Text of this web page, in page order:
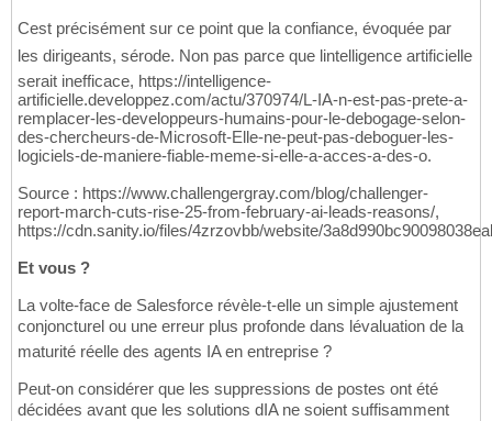
Cest précisément sur ce point que la confiance, évoquée par
les dirigeants, sérode. Non pas parce que lintelligence artificielle
serait inefficace, https://intelligence-
artificielle.developpez.com/actu/370974/L-IA-n-est-pas-prete-a-
remplacer-les-developpeurs-humains-pour-le-debogage-selon-
des-chercheurs-de-Microsoft-Elle-ne-peut-pas-deboguer-les-
logiciels-de-maniere-fiable-meme-si-elle-a-acces-a-des-o.
Source : https://www.challengergray.com/blog/challenger-
report-march-cuts-rise-25-from-february-ai-leads-reasons/,
https://cdn.sanity.io/files/4zrzovbb/website/
Et vous ?
La volte-face de Salesforce révèle-t-elle un simple ajustement
conjoncturel ou une erreur plus profonde dans lévaluation de la
maturité réelle des agents IA en entreprise ?
Peut-on considérer que les suppressions de postes ont été
décidées avant que les solutions dIA ne soient suffisamment